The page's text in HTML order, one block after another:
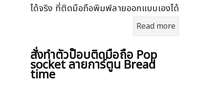
ได้จริง ที่ติดมือถือพิมพ์ลายออกแบบเองได้
Read more
สั่งทำตัวป๊อบติดมือถือ Pop
socket ลายการ์ตูน Bread
time